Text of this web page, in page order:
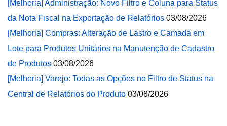
[Melhoria] Administração: Novo Filtro e Coluna para Status
da Nota Fiscal na Exportação de Relatórios 03/08/2026
[Melhoria] Compras: Alteração de Lastro e Camada em
Lote para Produtos Unitários na Manutenção de Cadastro
de Produtos 03/08/2026
[Melhoria] Varejo: Todas as Opções no Filtro de Status na
Central de Relatórios do Produto 03/08/2026